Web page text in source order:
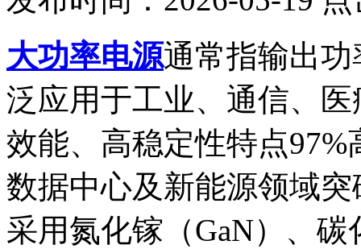
大功率电源‌通常指输出
泛应用于工业、通信、
效能、高稳定性特点97%
数据中心及新能源领域
采用氮化镓（GaN）、